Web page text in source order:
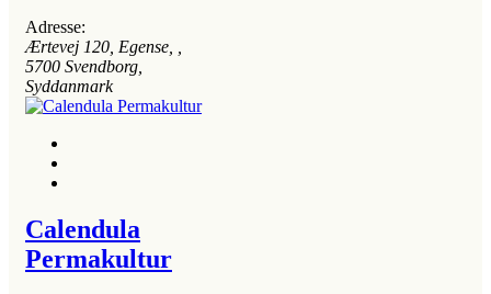
Adresse:
Ærtevej 120, Egense
5700 Svendborg,
Syddanmark
Calendula
Permakultur